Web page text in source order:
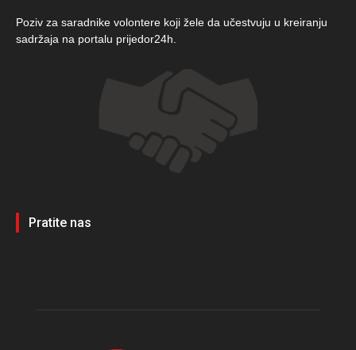
Poziv za saradnike volontere koji žele da učestvuju u kreiranju
sadržaja na portalu prijedor24h.
Pratite nas